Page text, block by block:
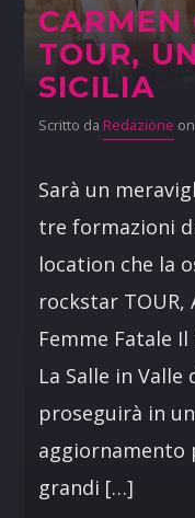
CARMEN
TOUR,
SICILIA
Scritto da Redazione
Sarà un
tre formazioni
location che la
rockstar TOUR,
Femme Fatale
La Salle in Valle
proseguirà in
aggiornamento
grandi […]